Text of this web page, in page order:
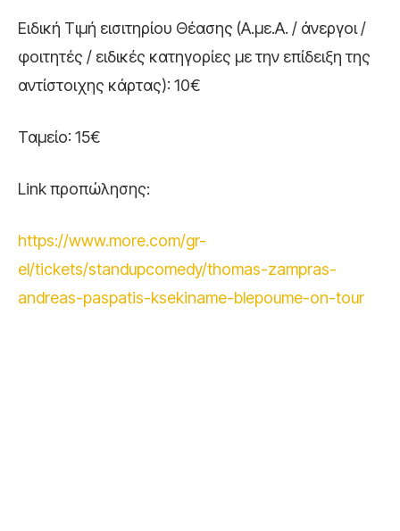
Ειδική Τιμή εισιτηρίου Θέασης (Α.με.Α. / άνεργοι /
φοιτητές / ειδικές κατηγορίες με την επίδειξη της
αντίστοιχης κάρτας): 10€
Ταμείο: 15€
Link προπώλησης:
https://www.more.com/gr-
el/tickets/standupcomedy/thomas-zampras-
andreas-paspatis-ksekiname-blepoume-on-tour